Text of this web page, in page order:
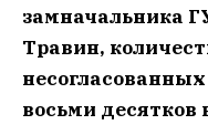
замначальника
Травин,
восьми десятков